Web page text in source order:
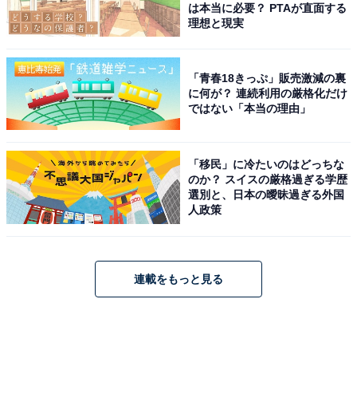
こちらもおすすめ
畑」ランキング！ 2位「あしかがフラワーパー
ク」、1位は？
は本当に必要？ PTAが直面する
理想と現実
「青春18きっぷ」販売激減の裏
に何が？ 連続利用の厳格化だけ
ではない「本当の理由」
「移民」に冷たいのはどっちな
のか？ スイスの厳格過ぎる学歴
選別と、日本の曖昧過ぎる外国
人政策
連載をもっと見る